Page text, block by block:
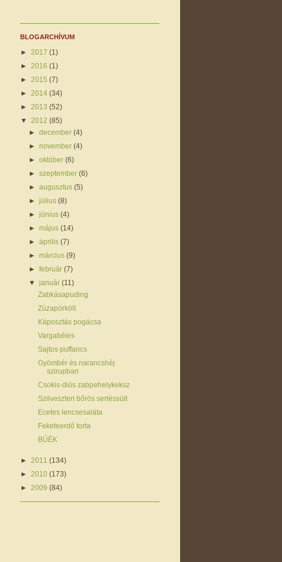
BLOGARCHÍVUM
► 2017 (1)
► 2016 (1)
► 2015 (7)
► 2014 (34)
► 2013 (52)
▼ 2012 (85)
►december(4)
►november(4)
►október(6)
►szeptember(6)
►augusztus(5)
►július(8)
►június(4)
►május(14)
►április(7)
►március(9)
►február(7)
▼január(11)
Zabkásapuding
Zúzapörkölt
Káposztás pogácsa
Vargabéles
Sajtos puffancs
Gyömbér és narancshéj
szirupban
Csokis-diós zabpehelykeksz
Szilveszteri bőrös sertéssült
Ecetes lencsesaláta
Feketeerdő torta
BÚÉK
► 2011 (134)
► 2010 (173)
► 2009 (84)